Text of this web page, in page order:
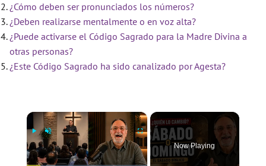
¿Cómo deben ser pronunciados los números?
¿Deben realizarse mentalmente o en voz alta?
¿Puede activarse el Código Sagrado para la Madre Divina a
otras personas?
¿Este Código Sagrado ha sido canalizado por Agesta?
×
Now Playing